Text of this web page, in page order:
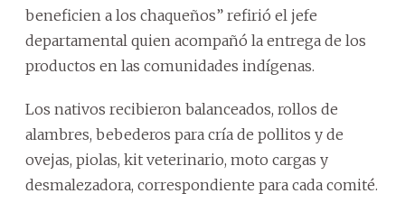
beneficien a los chaqueños” refirió el jefe
departamental quien acompañó la entrega de los
productos en las comunidades indígenas.
Los nativos recibieron balanceados, rollos de
alambres, bebederos para cría de pollitos y de
ovejas, piolas, kit veterinario, moto cargas y
desmalezadora, correspondiente para cada comité.